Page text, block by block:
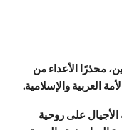
محذرًا الأعداء من
العربية والإسلامية.
الأجيال على روحية